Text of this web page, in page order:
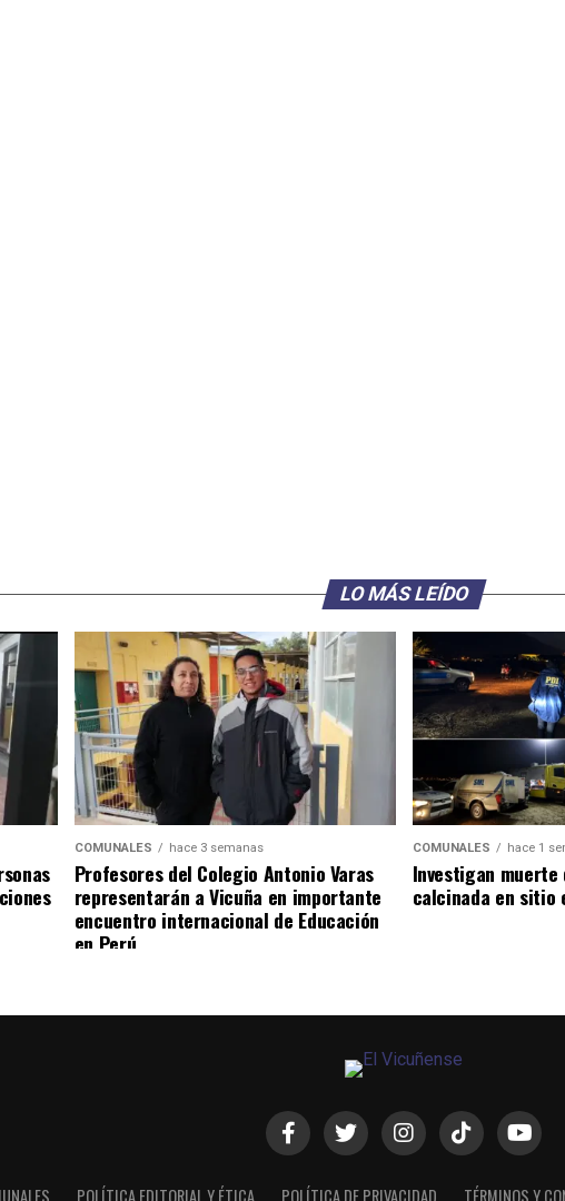
LO MÁS LEÍDO
COMUNALES hace 3 semanas
Profesores del Colegio Antonio Varas
representarán a Vicuña en importante
encuentro internacional de Educación
en Perú
COMUNALES hace 1
Investigan
calcinada en sitio